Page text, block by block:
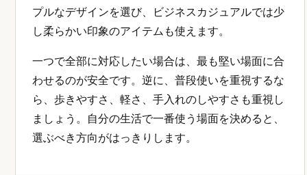
プルなデザインを選び、ビジネスカジュアルでは少
し柔らかい印象のアイテムも使えます。
一つで全部に対応したい場合は、最も堅い場面に合
わせるのが安全です。逆に、普段使いを重視するな
ら、歩きやすさ、軽さ、手入れのしやすさも重視し
ましょう。自分の生活で一番使う場面を決めると、
選ぶべき方向がはっきりします。